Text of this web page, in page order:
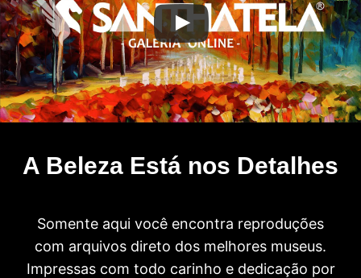
A Beleza Está nos Detalhes
Somente aqui você encontra reproduções
com arquivos direto dos melhores museus.
Impressas com todo carinho e dedicação por